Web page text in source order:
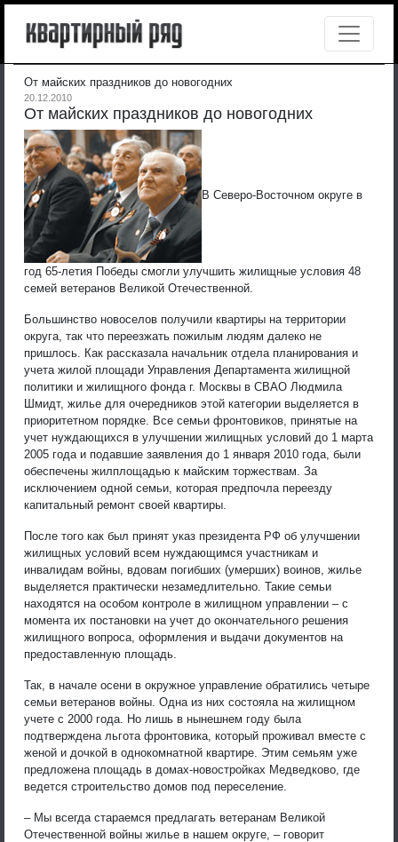
От майских праздников до новогодних
20.12.2010
От майских праздников до новогодних
В Северо-Восточном округе в
год 65-летия Победы смогли улучшить жилищные условия 48
семей ветеранов Великой Отечественной.
Большинство новоселов получили квартиры на территории
округа, так что переезжать пожилым людям далеко не
пришлось. Как рассказала начальник отдела планирования и
учета жилой площади Управления Департамента жилищной
политики и жилищного фонда г. Москвы в СВАО Людмила
Шмидт, жилье для очередников этой категории выделяется в
приоритетном порядке. Все семьи фронтовиков, принятые на
учет нуждающихся в улучшении жилищных условий до 1 марта
2005 года и подавшие заявления до 1 января 2010 года, были
обеспечены жилплощадью к майским торжествам. За
исключением одной семьи, которая предпочла переезду
капитальный ремонт своей квартиры.
После того как был принят указ президента РФ об улучшении
жилищных условий всем нуждающимся участникам и
инвалидам войны, вдовам погибших (умерших) воинов, жилье
выделяется практически незамедлительно. Такие семьи
находятся на особом контроле в жилищном управлении – с
момента их постановки на учет до окончательного решения
жилищного вопроса, оформления и выдачи документов на
предоставленную площадь.
Так, в начале осени в окружное управление обратились четыре
семьи ветеранов войны. Одна из них состояла на жилищном
учете с 2000 года. Но лишь в нынешнем году была
подтверждена льгота фронтовика, который проживал вместе с
женой и дочкой в однокомнатной квартире. Этим семьям уже
предложена площадь в домах-новостройках Медведково, где
ведется строительство домов под переселение.
– Мы всегда стараемся предлагать ветеранам Великой
Отечественной войны жилье в нашем округе, – говорит